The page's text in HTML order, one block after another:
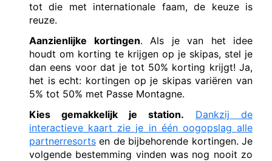
tot die met internationale faam, de keuze is
reuze.
Aanzienlijke kortingen. Als je van het idee
houdt om korting te krijgen op je skipas, stel je
dan eens voor dat je tot 50% korting krijgt! Ja,
het is echt: kortingen op je skipas variëren van
5% tot 50% met Passe Montagne.
Kies gemakkelijk je station.
Dankzij de
interactieve kaart zie je in één oogopslag alle
partnerresorts en de bijbehorende kortingen. Je
volgende bestemming vinden was nog nooit zo